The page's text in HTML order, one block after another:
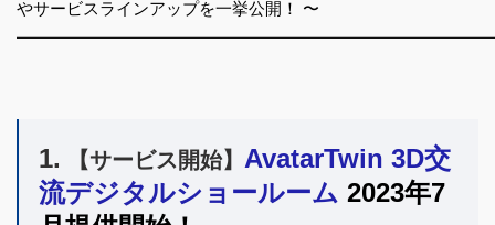
やサービスラインアップを一挙公開！ 〜
━━━━━━━━━━━━━━━━━━━━
1. 【サービス開始】 AvatarTwin 3D交
流デジタルショールーム 2023年7